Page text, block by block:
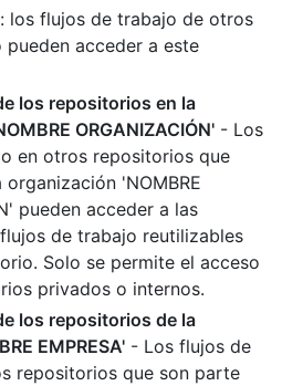
: los flujos de trabajo de otros
acceder a este
los repositorios en la
ORGANIZACIÓN' - Los
en otros repositorios que
'NOMBRE
pueden acceder a las
de trabajo reutilizables
Solo se permite el acceso
privados o internos.
los repositorios de la
EMPRESA' - Los flujos de
repositorios que son parte